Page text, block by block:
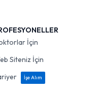
İçin
Siteniz İçin
İşe Alım